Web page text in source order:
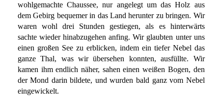
wohlgemachte Chaussee, nur angelegt um das Holz aus
dem Gebirg bequemer in das Land herunter zu bringen. Wir
waren wohl drei Stunden gestiegen, als es hinterwärts
sachte wieder hinabzugehen anfing. Wir glaubten unter uns
einen großen See zu erblicken, indem ein tiefer Nebel das
ganze Thal, was wir übersehen konnten, ausfüllte. Wir
kamen ihm endlich näher, sahen einen weißen Bogen, den
der Mond darin bildete, und wurden bald ganz vom Nebel
eingewickelt.